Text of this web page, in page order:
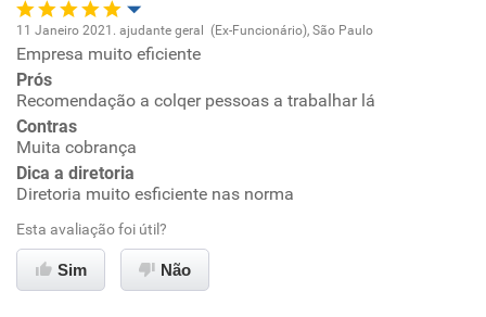
Oportunidade de promoção
Ambiente de trabalho
Conciliação com a vida familiar
Recomenda esta empresa
11 Janeiro 2021. ajudante geral (Ex-Funcionário), São Paulo
Empresa muito eficiente
Prós
Recomendação a colqer pessoas a trabalhar lá
Contras
Muita cobrança
Dica a diretoria
Diretoria muito esficiente nas norma
Esta avaliação foi útil?
Sim Não